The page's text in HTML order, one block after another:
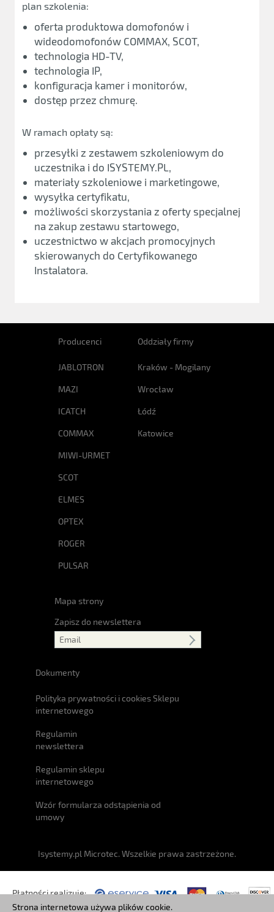
Strona internetowa używa plików cookie.
plan szkolenia:
oferta produktowa domofonów i
wideodomofonów COMMAX, SCOT,
technologia HD-TV,
technologia IP,
konfiguracja kamer i monitorów,
dostęp przez chmurę.
W ramach opłaty są:
przesyłki z zestawem szkoleniowym do
uczestnika i do ISYSTEMY.PL,
materiały szkoleniowe i marketingowe,
wysyłka certyfikatu,
możliwości skorzystania z oferty specjalnej
na zakup zestawu startowego,
uczestnictwo w akcjach promocyjnych
skierowanych do Certyfikowanego
Instalatora.
Producenci
JABLOTRON
MAZI
ICATCH
COMMAX
MIWI-URMET
SCOT
ELMES
OPTEX
ROGER
PULSAR
Oddziały firmy
Kraków - Mogilany
Wrocław
Łódź
Katowice
Mapa strony
Zapisz do newslettera
Dokumenty
Polityka prywatności i cookies Sklepu
internetowego
Regulamin
newslettera
Regulamin sklepu
internetowego
Wzór formularza odstąpienia od
umowy
Isystemy.pl Microtec. Wszelkie prawa zastrzeżone.
Płatności realizuje: